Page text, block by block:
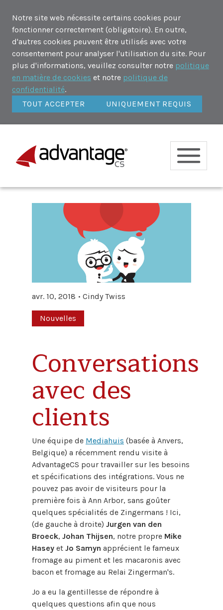
Notre site web nécessite certains cookies pour
fonctionner correctement (obligatoire). En outre,
d'autres cookies peuvent être utilisés avec votre
consentement pour analyser l'utilisation du site. Pour
plus d'informations, veuillez consulter notre politique
en matière de cookies et notre politique de
confidentialité.
TOUT ACCEPTER
UNIQUEMENT REQUIS
avr. 10, 2018 Cindy Twiss
Nouvelles
Conversations
avec des
clients
Une équipe de Mediahuis (basée à Anvers,
Belgique) a récemment rendu visite à
AdvantageCS pour travailler sur les besoins
et spécifications des intégrations. Vous ne
pouvez pas avoir de visiteurs pour la
première fois à Ann Arbor, sans goûter
quelques spécialités de Zingermans ! Ici,
(de gauche à droite) Jurgen van den
Broeck, Johan Thijsen, notre propre Mike
Hasey et Jo Samyn apprécient le fameux
fromage au piment et les macaronis avec
bacon et fromage au Relai Zingerman's.
Jo a eu la gentillesse de répondre à
quelques questions afin que nous